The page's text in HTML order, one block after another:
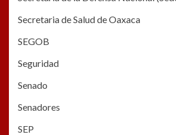
Secretaria de Salud de Oaxaca
SEGOB
Seguridad
Senado
Senadores
SEP